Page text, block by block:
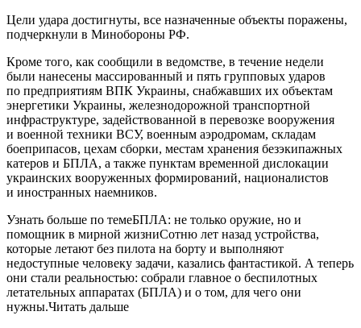
Цели удара достигнуты, все назначенные объекты поражены,
подчеркнули в Минобороны РФ.
Кроме того, как сообщили в ведомстве, в течение недели
были нанесены массированный и пять групповых ударов
по предприятиям ВПК Украины, снабжавших их объектам
энергетики Украины, железнодорожной транспортной
инфраструктуре, задействованной в перевозке вооружения
и военной техники ВСУ, военным аэродромам, складам
боеприпасов, цехам сборки, местам хранения безэкипажных
катеров и БПЛА, а также пунктам временной дислокации
украинских вооруженных формирований, националистов
и иностранных наемников.
Узнать больше по темеБПЛА: не только оружие, но и
помощник в мирной жизниСотню лет назад устройства,
которые летают без пилота на борту и выполняют
недоступные человеку задачи, казались фантастикой. А теперь
они стали реальностью: собрали главное о беспилотных
летательных аппаратах (БПЛА) и о том, для чего они
нужны.Читать дальше